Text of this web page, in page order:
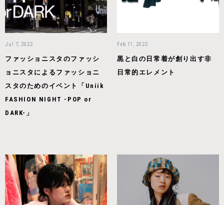
Jul 7, 2022
ファッショニスタのファッシ
ョニスタによるファッショニ
スタのためのイベント「Uniik
FASHION NIGHT -POP or
DARK-」
Feb 11, 2022
黒と白の日常着が創り出す非
日常的エレメント